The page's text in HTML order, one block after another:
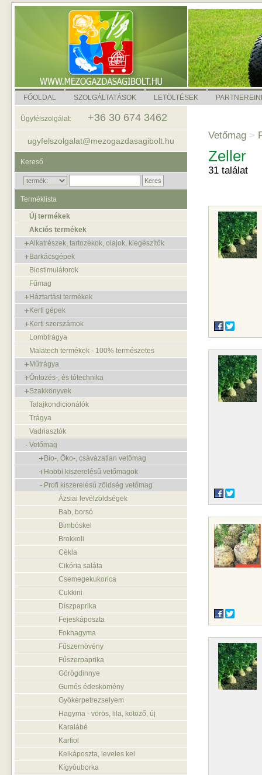
FŐOLDAL SZOLGÁLTATÁSOK LETÖLTÉSEK
Vetőmag >
Zeller
31 találat
Ügyfélszolgálat: +36 30 674 3462
ugyfelszolgalat@mezogazdasagibolt.hu
Kereső
Terméklista
Új termékek
Akciós termékek
Alkatrészek, tartozékok, olajok, kiegészítők
Barkácsgépek
Biostimulátorok
Fűmag
Háztartási termékek
Kerti gépek
Kerti szerszámok
Lombtrágya
Malatech termékek - 100% természetes
Műtrágya
Öntözés-, és tótechnika
Szakkönyvek
Talajkondicionálók
Trágya
Vadriasztók
Vetőmag
Bio-, Öko-, csávázatlan vetőmag
Hobbi kiszerelésű vetőmagok
Profi kiszerelésű zöldség vetőmag
Ázsiai levélzöldségek
Bab, borsó
Bimbóskel
Brokkoli
Cékla
Cikória saláta
Csemegekukorica
Cukkini
Díszpaprika
Fejeskáposzta
Fokhagyma
Fűszernövény
Fűszerpaprika
Görögdinnye
Gumós édeskömény
Gyökérpetrezselyem
Hagyma - vörös, lila, kötöző, új
Karalábé
Karfiol
Kelkáposzta, leveles kel
Kígyóuborka